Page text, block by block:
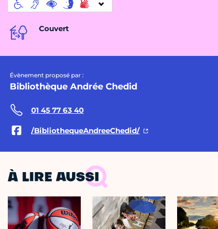
Couvert
Évènement proposé par :
Bibliothèque Andrée Chedid
01 45 77 63 40
/BibliothequeAndreeChedid/
À LIRE AUSSI